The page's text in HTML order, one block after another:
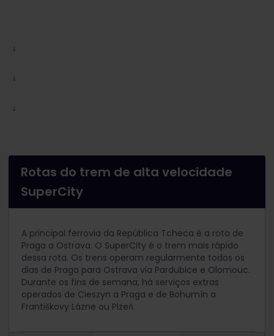
Rotas do trem de alta velocidade
SuperCity
A principal ferrovia da República Tcheca é a rota de
Praga a Ostrava. O SuperCity é o trem mais rápido
dessa rota. Os trens operam regularmente todos os
dias de Praga para Ostrava via Pardubice e Olomouc.
Durante os fins de semana, há serviços extras
operados de Cieszyn a Praga e de Bohumín a
Františkovy Lázne ou Plzeň.